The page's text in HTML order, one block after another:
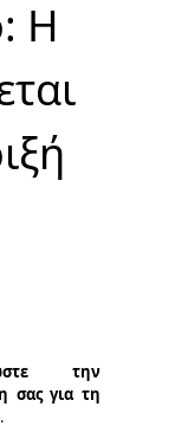
Η
την
σας για τη
.